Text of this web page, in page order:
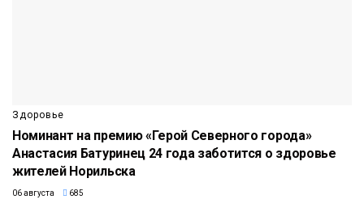
Здоровье
Номинант на премию «Герой Северного города»
Анастасия Батуринец 24 года заботится о здоровье
жителей Норильска
06 августа 685